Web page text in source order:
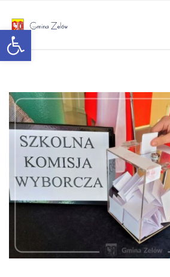
Otwórz pasek narzędzi